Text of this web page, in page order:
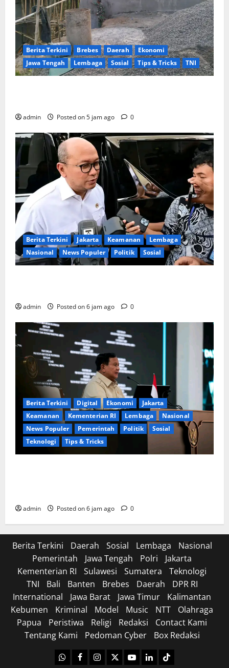
Berita Terkini Brebes Daerah
Ekonomi
Jawa Tengah
Lembaga Sosial Tips & Tricks TNI
admin Posted on 5 jam ago 0
Berita Terkini Jakarta Keamanan
Lembaga
Nasional
News Populer Politik Sosial
admin Posted on 6 jam ago 0
Berita Terkini Digital Ekonomi
Jakarta
Keamanan
Kementerian RI Lembaga
Nasional
News Populer
Pemerintah Politik
Sosial
Teknologi
Tips & Tricks
admin Posted on 6 jam ago 0
Berita Terkini Daerah Sosial Lembaga
Nasional
Pemerintah
Jawa Tengah Polri
Jakarta
Kementerian RI
Sulawesi Sumatera
Teknologi
TNI
Bali Banten Brebes Daerah
DPR RI
International
Jawa Barat Jawa Timur
Kalimantan
Kebumen
Kriminal Model Music NTT
Olahraga
Papua
Peristiwa Religi Redaksi
Contact Kami
Tentang Kami
Pedoman Cyber Box Redaksi
WhatsApp
Facebook
Instagram
X YoutubelinkedinTiktok